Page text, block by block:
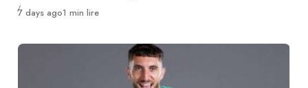
Publié
7 days ago1 min lire